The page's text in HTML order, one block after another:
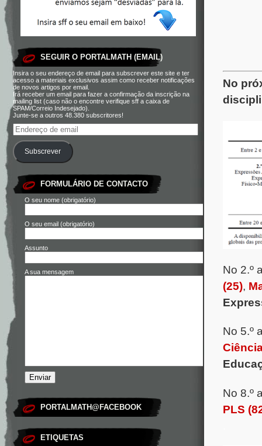
SEGUIR O PORTALMATH (EMAIL)
Insira o seu endereço de email para subscrever este site e ter
acesso a materiais exclusivos assim como receber notificações
de novos artigos por email.
Irá receber um email para fazer a confirmação da inscrição na
mailing list (caso não o encontre verifique sff a caixa de
SPAM/Correio Indesejado).
Junte-se a outros 48.380 subscritores!
Subscrever
FORMULÁRIO DE CONTACTO
O seu nome (obrigatório)
O seu email (obrigatório)
Assunto
A sua mensagem
PORTALMATH@FACEBOOK
ETIQUETAS
No
No 2.º
(25),
No 5.º
No 8.º
PLS